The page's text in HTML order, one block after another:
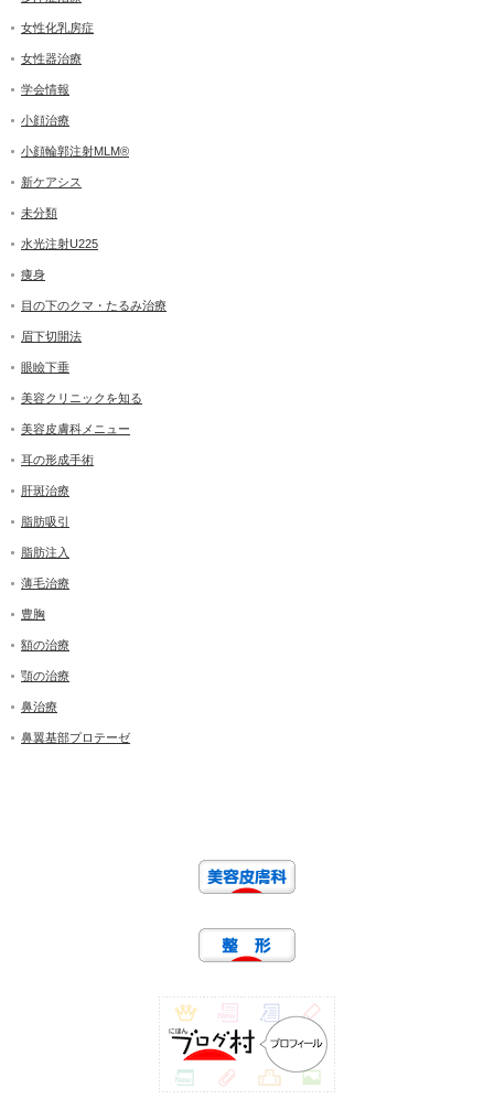
女性化乳房症
女性器治療
学会情報
小顔治療
小顔輪郭注射MLM®
新ケアシス
未分類
水光注射U225
痩身
目の下のクマ・たるみ治療
眉下切開法
眼瞼下垂
美容クリニックを知る
美容皮膚科メニュー
耳の形成手術
肝斑治療
脂肪吸引
脂肪注入
薄毛治療
豊胸
額の治療
顎の治療
鼻治療
鼻翼基部プロテーゼ